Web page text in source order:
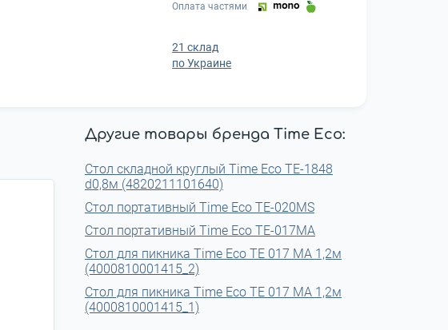
Оплата частями
21 склад
по Украине
Другие товары бренда Time Eco:
Стол складной круглый Time Eco ТЕ-1848
d0,8м (4820211101640)
Стол портативный Time Eco ТЕ-020MS
Стол портативный Time Eco ТЕ-017MA
Стол для пикника Time Eco TE 017 MА 1,2м
(4000810001415_2)
Стол для пикника Time Eco TE 017 MА 1,2м
(4000810001415_1)